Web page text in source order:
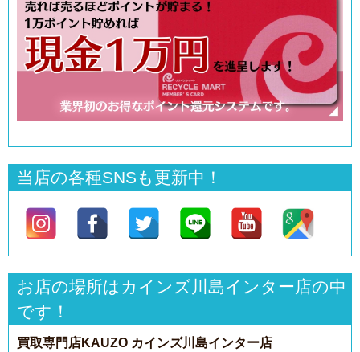
当店の各種SNSも更新中！
お店の場所はカインズ川島インター店の中
です！
買取専門店KAUZO カインズ川島インター店